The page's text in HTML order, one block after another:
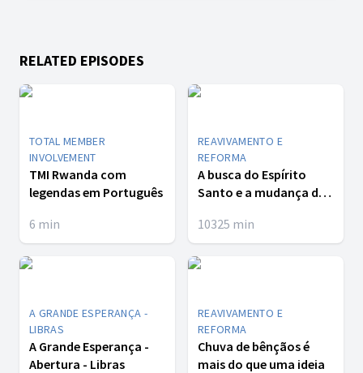
RELATED EPISODES
TOTAL MEMBER
INVOLVEMENT
TMI Rwanda com
legendas em Português
6 min
REAVIVAMENTO E
REFORMA
A busca do Espírito
Santo e a mudança de
10325 min
A GRANDE ESPERANÇA -
LIBRAS
A Grande Esperança -
Abertura - Libras
REAVIVAMENTO E
REFORMA
Chuva de bênçãos é
mais do que uma ideia